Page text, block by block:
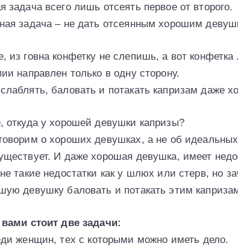
задача всего лишь отсеять первое от второго.
задача – не дать отсеянным хорошим
из говна конфетку не слепишь, а вот конфетка
направлен только в одну сторону.
баловать и потакать капризам даже
откуда у хорошей девушки капризы?
о хороших девушках, а не об
И даже хорошая девушка, имеет
такие недостатки как у шлюх или стерв, но
девушку баловать и потакать этим
стоит две задачи:
женщин, тех с которыми можно иметь дело.